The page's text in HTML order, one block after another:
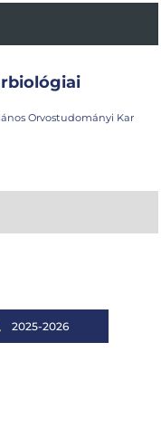
Orvostudományi Kar
2025-2026